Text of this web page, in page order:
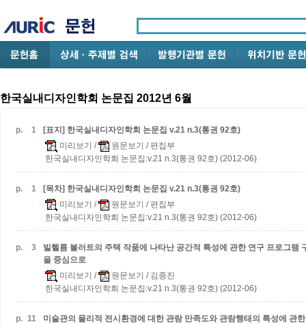
한국실내디자인학회 논문집 2012년 6월
p. 1
[표지] 한국실내디자인학회 논문집 v.21 n.3(통권 92호)
미리보기 / 원문보기 / 편집부
한국실내디자인학회 논문집:v.21 n.3(통권 92호) (2012-06)
p. 1
[목차] 한국실내디자인학회 논문집 v.21 n.3(통권 92호)
미리보기 / 원문보기 / 편집부
한국실내디자인학회 논문집:v.21 n.3(통권 92호) (2012-06)
p. 3 빌헬름 볼러트의 주택 작품에 나타난 공간적 특성에 관한 연구 프로그램
을 중심으로
미리보기 / 원문보기 / 김종진
한국실내디자인학회 논문집:v.21 n.3(통권 92호) (2012-06)
p. 11
미술관의 물리적 전시환경에 대한 관람 만족도와 관람행태의 특성에 관